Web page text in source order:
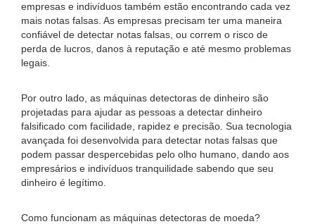
empresas e indivíduos também estão encontrando cada vez
mais notas falsas. As empresas precisam ter uma maneira
confiável de detectar notas falsas, ou correm o risco de
perda de lucros, danos à reputação e até mesmo problemas
legais.
Por outro lado, as máquinas detectoras de dinheiro são
projetadas para ajudar as pessoas a detectar dinheiro
falsificado com facilidade, rapidez e precisão. Sua tecnologia
avançada foi desenvolvida para detectar notas falsas que
podem passar despercebidas pelo olho humano, dando aos
empresários e indivíduos tranquilidade sabendo que seu
dinheiro é legítimo.
Como funcionam as máquinas detectoras de moeda?